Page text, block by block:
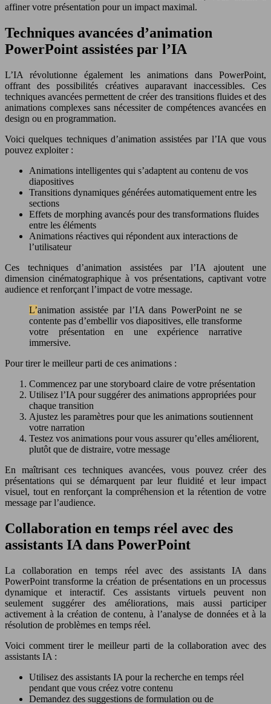
affiner votre présentation pour un impact maximal.
Techniques avancées d’animation
PowerPoint assistées par l’IA
L’IA révolutionne également les animations dans PowerPoint,
offrant des possibilités créatives auparavant inaccessibles. Ces
techniques avancées permettent de créer des transitions fluides et des
animations complexes sans nécessiter de compétences avancées en
design ou en programmation.
Voici quelques techniques d’animation assistées par l’IA que vous
pouvez exploiter :
Animations intelligentes qui s’adaptent au contenu de vos
diapositives
Transitions dynamiques générées automatiquement entre les
sections
Effets de morphing avancés pour des transformations fluides
entre les éléments
Animations réactives qui répondent aux interactions de
l’utilisateur
Ces techniques d’animation assistées par l’IA ajoutent une
dimension cinématographique à vos présentations, captivant votre
audience et renforçant l’impact de votre message.
L’animation assistée par l’IA dans PowerPoint ne se
contente pas d’embellir vos diapositives, elle transforme
votre présentation en une expérience narrative
immersive.
Pour tirer le meilleur parti de ces animations :
Commencez par une storyboard claire de votre présentation
Utilisez l’IA pour suggérer des animations appropriées pour
chaque transition
Ajustez les paramètres pour que les animations soutiennent
votre narration
Testez vos animations pour vous assurer qu’elles améliorent,
plutôt que de distraire, votre message
En maîtrisant ces techniques avancées, vous pouvez créer des
présentations qui se démarquent par leur fluidité et leur impact
visuel, tout en renforçant la compréhension et la rétention de votre
message par l’audience.
Collaboration en temps réel avec des
assistants IA dans PowerPoint
La collaboration en temps réel avec des assistants IA dans
PowerPoint transforme la création de présentations en un processus
dynamique et interactif. Ces assistants virtuels peuvent non
seulement suggérer des améliorations, mais aussi participer
activement à la création de contenu, à l’analyse de données et à la
résolution de problèmes en temps réel.
Voici comment tirer le meilleur parti de la collaboration avec des
assistants IA :
Utilisez des assistants IA pour la recherche en temps réel
pendant que vous créez votre contenu
Demandez des suggestions de formulation ou de